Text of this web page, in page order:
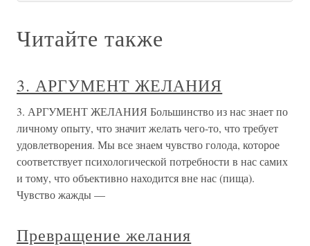
Читайте также
3. АРГУМЕНТ ЖЕЛАНИЯ
3. АРГУМЕНТ ЖЕЛАНИЯ Большинство из нас знает по
личному опыту, что значит желать чего-то, что требует
удовлетворения. Мы все знаем чувство голода, которое
соответствует психологической потребности в нас самих
и тому, что объективно находится вне нас (пища).
Чувство жажды —
Превращение желания